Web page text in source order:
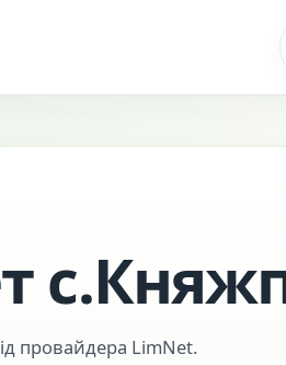
провайдера LimNet.